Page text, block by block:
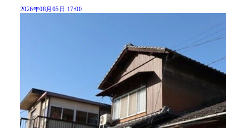
2026年08月05日 17:00